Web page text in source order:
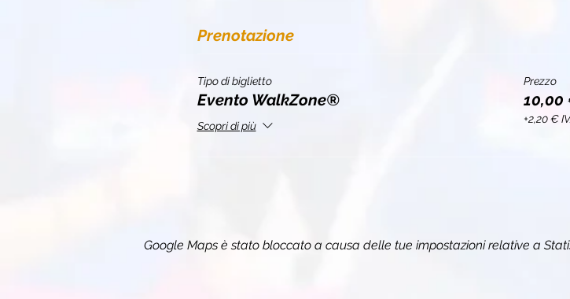
Prenotazione
Tipo di biglietto
Evento WalkZone®
Scopri di più
Prezzo
10,00
+2,20 €
Google Maps è stato bloccato a causa delle tue impostazioni relative a